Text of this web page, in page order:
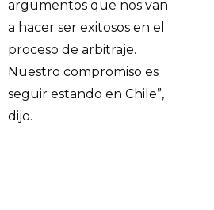
argumentos que nos van
a hacer ser exitosos en el
proceso de arbitraje.
Nuestro compromiso es
seguir estando en Chile”,
dijo.